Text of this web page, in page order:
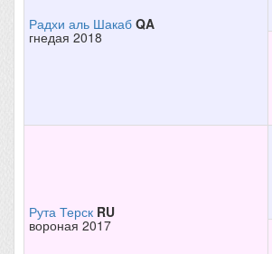
Радхи аль Шакаб QA
гнедая 2018
Рута Терск RU
вороная 2017